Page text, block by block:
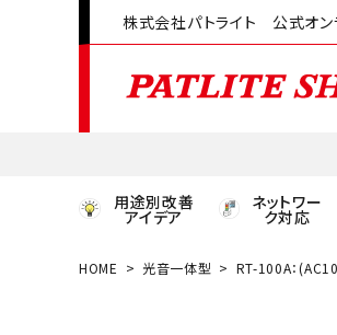
株式会社パトライト 公式オン
用途別改善
アイデア
ネットワー
ク対応
HOME 光音一体型 RT-100A：